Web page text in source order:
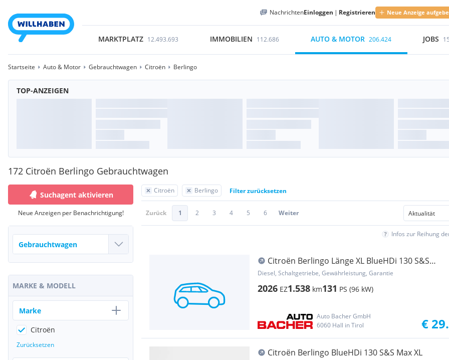
NachrichtenEinloggen | Registrieren Neue Anzeige
MARKTPLATZ 12.493.693 IMMOBILIEN 112.686 AUTO & MOTOR 206.424 JOBS
Startseite Auto & Motor Gebrauchtwagen Citroën Berlingo
TOP-ANZEIGEN
172 Citroën Berlingo Gebrauchtwagen
Citroën Berlingo Filter zurücksetzen
Zurück 1 2 3 4 5 6 Weiter
Infos zur Reihung
Citroën Berlingo Länge XL BlueHDi 130 S&S
MAX
Diesel, Schaltgetriebe, Gewährleistung, Garantie
2026 EZ1.538 km131 PS (96 kW)
Auto Bacher GmbH
6060 Hall in Tirol
€
Citroën Berlingo BlueHDi 130 S&S Max XL
Suchagent aktivieren
Neue Anzeigen per Benachrichtigung!
MARKE & MODELL
Marke
Citroën
Zurücksetzen